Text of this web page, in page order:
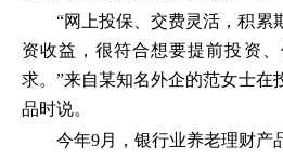
“网上投保、交费灵活，积累
资收益，很符合想要提前投资
求。”来自某知名外企的范女士在
品时说。
今年9月，银行业养老理财产